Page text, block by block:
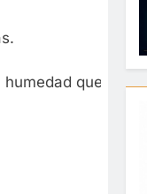
que no